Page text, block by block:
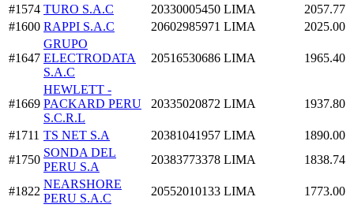
#1574 TURO S.A.C 20330005450 LIMA
2057.77
#1600 RAPPI S.A.C 20602985971 LIMA 2025.00
#1647
GRUPO
ELECTRODATA
S.A.C
20516530686 LIMA 1965.40
#1669
HEWLETT -
PACKARD PERU
S.C.R.L
20335020872 LIMA 1937.80
#1711 TS NET S.A 20381041957 LIMA
1890.00
#1750
SONDA DEL
PERU S.A
20383773378 LIMA 1838.74
#1822
NEARSHORE
PERU S.A.C
20552010133 LIMA 1773.00